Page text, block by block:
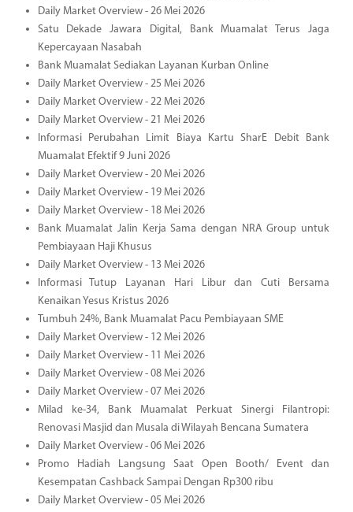
Daily Market Overview - 26 Mei 2026
Satu Dekade Jawara Digital, Bank Muamalat Terus Jaga
Kepercayaan Nasabah
Bank Muamalat Sediakan Layanan Kurban Online
Daily Market Overview - 25 Mei 2026
Daily Market Overview - 22 Mei 2026
Daily Market Overview - 21 Mei 2026
Informasi Perubahan Limit Biaya Kartu SharE Debit Bank
Muamalat Efektif 9 Juni 2026
Daily Market Overview - 20 Mei 2026
Daily Market Overview - 19 Mei 2026
Daily Market Overview - 18 Mei 2026
Bank Muamalat Jalin Kerja Sama dengan NRA Group untuk
Pembiayaan Haji Khusus
Daily Market Overview - 13 Mei 2026
Informasi Tutup Layanan Hari Libur dan Cuti Bersama
Kenaikan Yesus Kristus 2026
Tumbuh 24%, Bank Muamalat Pacu Pembiayaan SME
Daily Market Overview - 12 Mei 2026
Daily Market Overview - 11 Mei 2026
Daily Market Overview - 08 Mei 2026
Daily Market Overview - 07 Mei 2026
Milad ke-34, Bank Muamalat Perkuat Sinergi Filantropi:
Renovasi Masjid dan Musala di Wilayah Bencana Sumatera
Daily Market Overview - 06 Mei 2026
Promo Hadiah Langsung Saat Open Booth/ Event dan
Kesempatan Cashback Sampai Dengan Rp300 ribu
Daily Market Overview - 05 Mei 2026